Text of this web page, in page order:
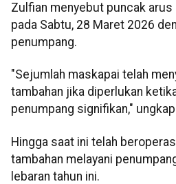
Zulfian menyebut puncak
pada Sabtu, 28 Maret 2026
penumpang.
"Sejumlah maskapai telah
tambahan jika diperlukan
penumpang signifikan,"
Hingga saat ini telah
tambahan melayani
lebaran tahun ini.